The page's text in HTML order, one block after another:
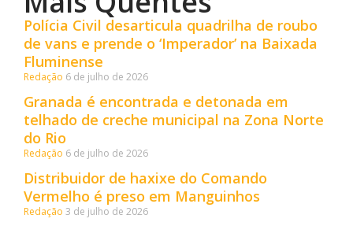
Polícia Civil desarticula quadrilha de roubo
de vans e prende o ‘Imperador’ na Baixada
Fluminense
Redação 6 de julho de 2026
Granada é encontrada e detonada em
telhado de creche municipal na Zona Norte
do Rio
Redação 6 de julho de 2026
Distribuidor de haxixe do Comando
Vermelho é preso em Manguinhos
Redação 3 de julho de 2026